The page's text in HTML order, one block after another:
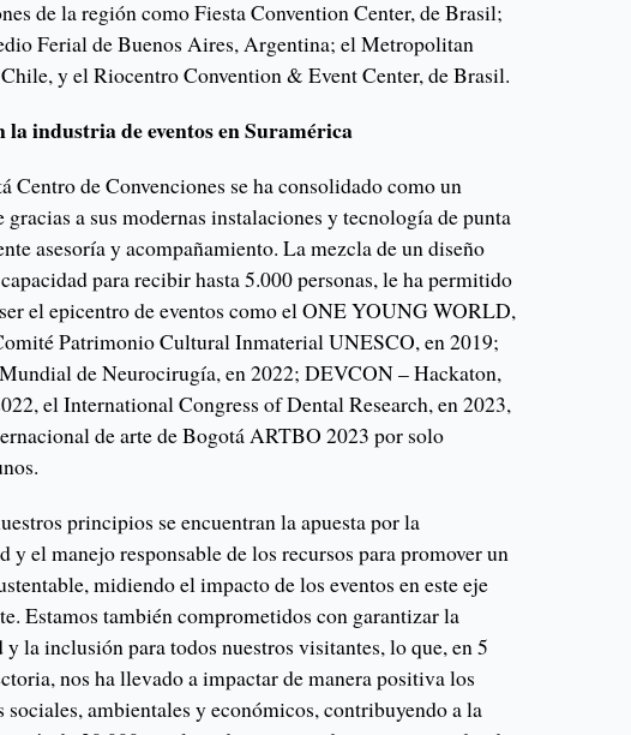
de la región como Fiesta Convention Center, de Brasil;
Ferial de Buenos Aires, Argentina; el Metropolitan
y el Riocentro Convention & Event Center, de Brasil.
la industria de eventos en Suramérica
Centro de Convenciones se ha consolidado como un
gracias a sus modernas instalaciones y tecnología de punta
asesoría y acompañamiento. La mezcla de un diseño
para recibir hasta 5.000 personas, le ha permitido
el epicentro de eventos como el ONE YOUNG WORLD,
Patrimonio Cultural Inmaterial UNESCO, en 2019;
de Neurocirugía, en 2022; DEVCON – Hackaton,
el International Congress of Dental Research, en 2023,
de arte de Bogotá ARTBO 2023 por solo
principios se encuentran la apuesta por la
y el manejo responsable de los recursos para promover un
midiendo el impacto de los eventos en este eje
Estamos también comprometidos con garantizar la
la inclusión para todos nuestros visitantes, lo que, en 5
nos ha llevado a impactar de manera positiva los
sociales, ambientales y económicos, contribuyendo a la